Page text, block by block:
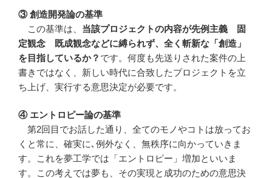
③ 創造開発論の基準
この基準は、 当該プロジェクトの内容が先例主義 固
定観念 既成観念などに縛られず、全く斬新な「創造」
を目指しているか？ です。何度も先送りされた案件の上
書きではなく、新しい時代に合致したプロジェクトを立
ち上げ、実行する意思決定が必要です。
④ エントロピー論の基準
第2回目でお話した通り、全てのモノやコトは放ってお
くと常に、確実に､例外なく、無秩序に向かっていきま
す。これを夢工学では「エントロピー」増加といいま
す。この考えでは夢も、その実現と成功のための意思決